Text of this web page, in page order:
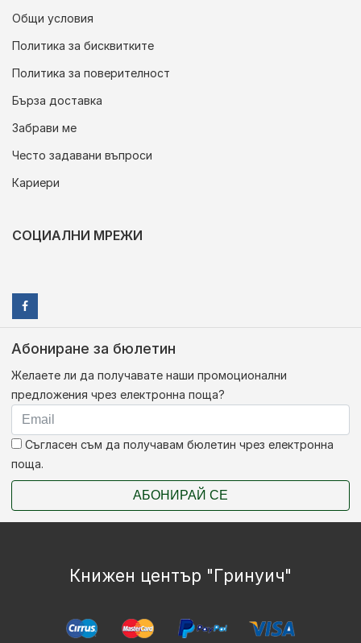
Общи условия
Политика за бисквитките
Политика за поверителност
Бърза доставка
Забрави ме
Често задавани въпроси
Кариери
СОЦИАЛНИ МРЕЖИ
Абониране за бюлетин
Желаете ли да получавате наши промоционални
предложения чрез електронна поща?
Съгласен съм да получавам бюлетин чрез електронна
поща.
АБОНИРАЙ СЕ
Книжен център "Гринуич"